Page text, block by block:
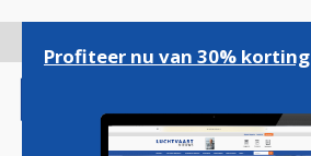
gaan
Profiteer nu van 30% korting